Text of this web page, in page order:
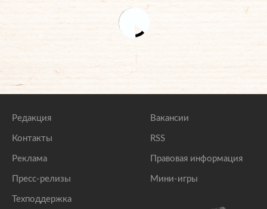
Редакция
Контакты
Реклама
Пресс-релизы
Техподдержка
Вакансии
RSS
Правовая информация
Мини-игры